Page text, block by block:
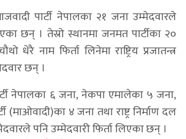
पार्टी नेपालका २१ जना उम्मेदवारले
छन् । तेस्रो स्थानमा जनमत पार्टीका २०
धेरै नाम फिर्ता लिनेमा राष्ट्रिय प्रजातन्त्र
छन् ।
नेपालका ६ जना, नेकपा एमालेका ५ जना,
(माओवादी)का ४ जना तथा राष्ट्र निर्माण दल
पनि उम्मेदवारी फिर्ता लिएका छन् ।